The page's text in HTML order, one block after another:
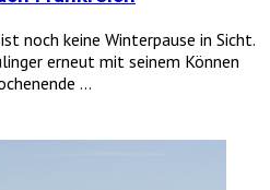
noch keine Winterpause in Sicht.
erneut mit seinem Können
...